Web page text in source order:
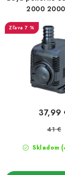
Podmienky o
d
u
r
o
2000
7 %
Skladom
37,99
41 €